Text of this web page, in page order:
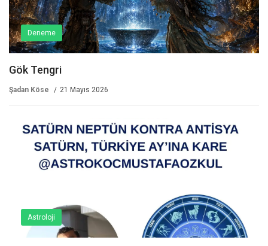
Deneme
Gök Tengri­
Şadan Köse 21 Mayıs 2026
Astroloji